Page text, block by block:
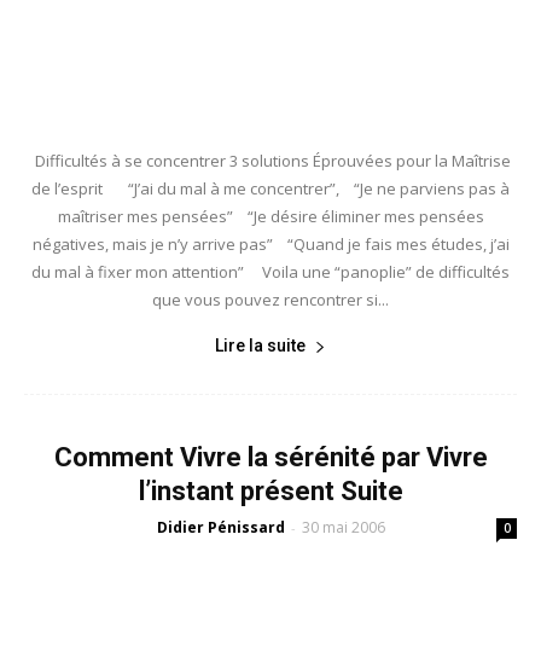
Difficultés à se concentrer 3 solutions Éprouvées pour la Maîtrise
de l’esprit “J’ai du mal à me concentrer”, “Je ne parviens pas à
maîtriser mes pensées” “Je désire éliminer mes pensées
négatives, mais je n’y arrive pas” “Quand je fais mes études, j’ai
du mal à fixer mon attention” Voila une “panoplie” de difficultés
que vous pouvez rencontrer si...
Lire la suite
Comment Vivre la sérénité par Vivre
l’instant présent Suite
Didier Pénissard - 30 mai 2006 0